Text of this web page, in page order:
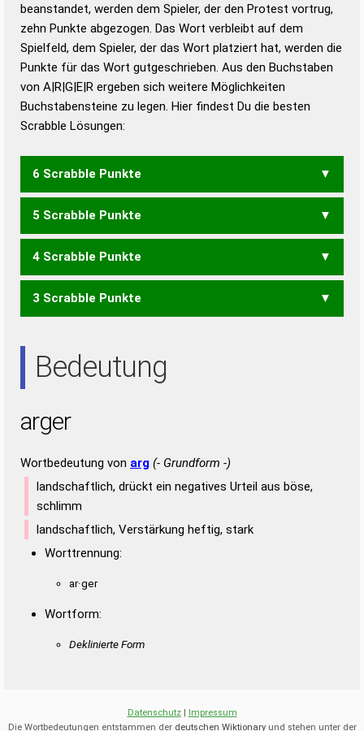
Duden – Standardwerk in 12 Bänden
Duden – Richtiges und gutes
Deutsch
Duden – Die deutsche Grammatik
Duden – Deutsches
beanstandet, werden dem Spieler, der den Protest vortrug,
zehn Punkte abgezogen. Das Wort verbleibt auf dem
Spielfeld, dem Spieler, der das Wort platziert hat, werden die
Punkte für das Wort gutgeschrieben. Aus den Buchstaben
von A|R|G|E|R ergeben sich weitere Möglichkeiten
Buchstabensteine zu legen. Hier findest Du die besten
Scrabble Lösungen:
6 Scrabble Punkte
GARER
5 Scrabble Punkte
GARE RAGE
4 Scrabble Punkte
ERG GAR RAG REG RARE
3 Scrabble Punkte
Bedeutung
arger
Wortbedeutung von arg (- Grundform -)
landschaftlich, drückt ein negatives Urteil aus böse,
schlimm
landschaftlich, Verstärkung heftig, stark
Worttrennung:
ar·ger
Wortform:
Deklinierte Form
Datenschutz| Impressum
Die Wortbedeutungen entstammen der deutschen Wiktionaryund stehen unter der